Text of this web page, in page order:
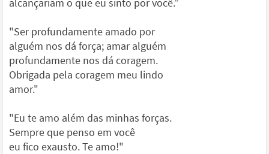
"Ser profundamente amado por
alguém nos dá força; amar alguém
profundamente nos dá coragem.
Obrigada pela coragem meu lindo
amor."
"Eu te amo além das minhas forças.
Sempre que penso em você
eu fico exausto. Te amo!"